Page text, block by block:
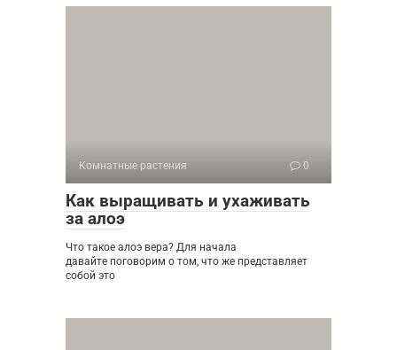
Комнатные растения 0
Как выращивать и ухаживать
за алоэ
Что такое алоэ вера? Для начала
давайте поговорим о том, что же представляет
собой это